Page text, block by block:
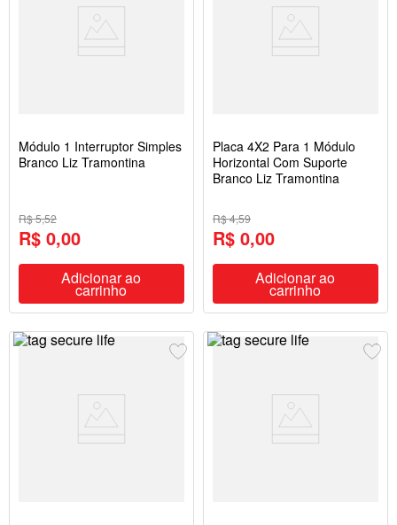
Módulo 1 Interruptor Simples
Branco Liz Tramontina
R$ 5,52
R$ 0,00
Adicionar ao
carrinho
Placa 4X2 Para 1 Módulo
Horizontal Com Suporte
Branco Liz Tramontina
R$ 4,59
R$ 0,00
Adicionar ao
carrinho